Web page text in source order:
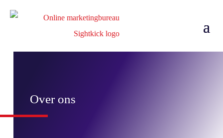
Over ons